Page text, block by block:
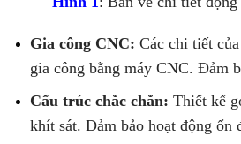
Gia công CNC: Các chi tiết
gia công bằng máy CNC. Đảm
Cấu trúc chắc chắn: Thiết kế
khít sát. Đảm bảo hoạt động ổn